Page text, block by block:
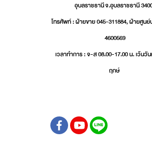
อุบลราชธานี จ.อุบลราชธานี
โทรศัพท์ : ฝ่ายขาย 045-311884, ฝ่ายศูนย์
4600569
เวลาทำการ : จ-ส 08.00-17.00 น. เว้นวั
ฤกษ์